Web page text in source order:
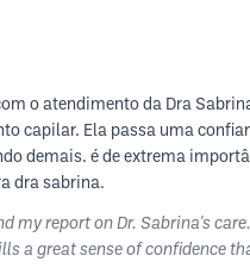
o atendimento da Dra
capilar. Ela passa uma
demais. é de extrema
dra sabrina.
my report on Dr. Sabrina's
a great sense of confidence